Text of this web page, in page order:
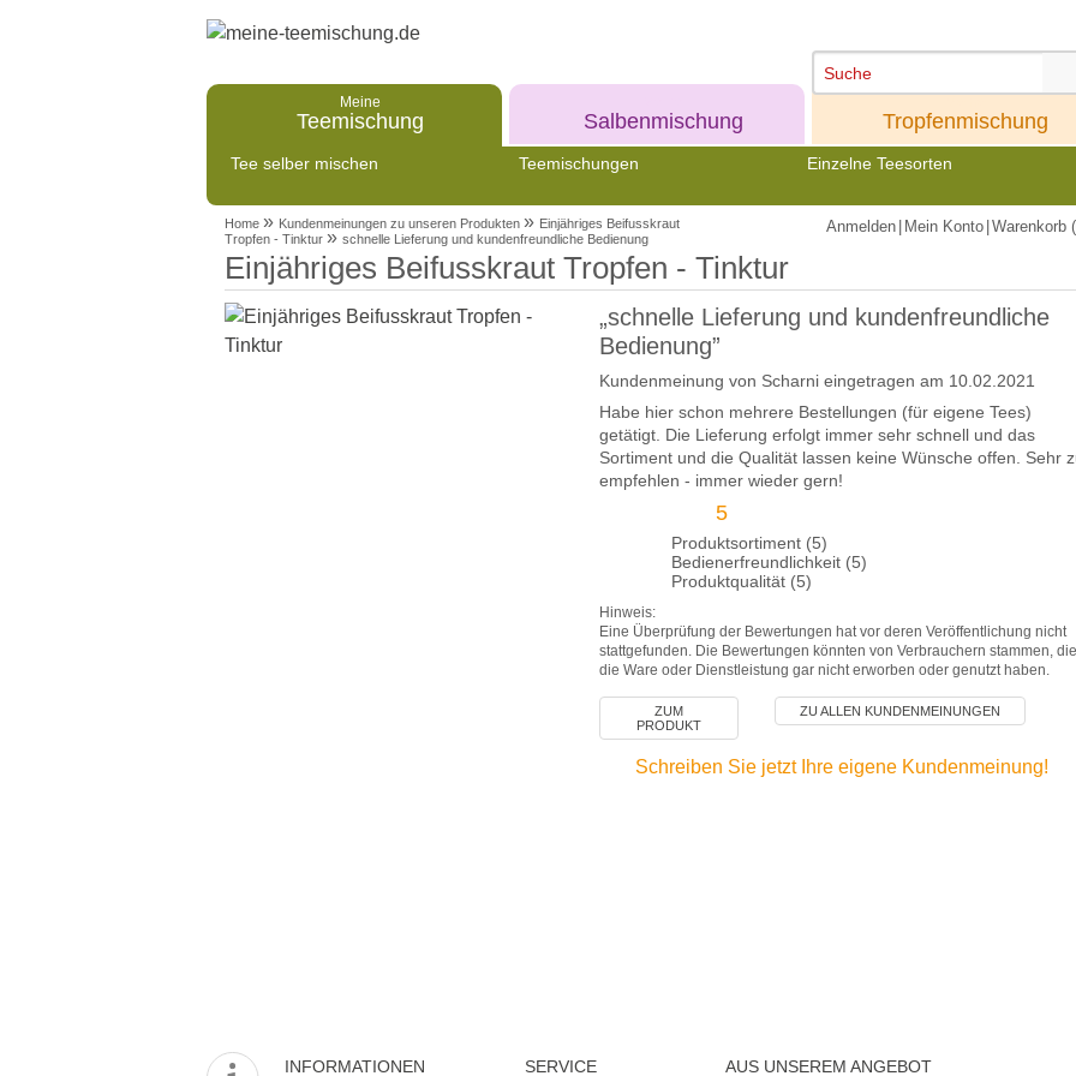
Meine
Teemischung
Tee selber mischen Teemischungen Einzelne Teesorten
Salbenmischung Tropfenmischung
Home » Kundenmeinungen zu unseren Produkten » Einjähriges Beifusskraut
Tropfen - Tinktur » schnelle Lieferung und kundenfreundliche Bedienung
Warenkorb
Mein Konto
Anmelden
Einjähriges Beifusskraut Tropfen - Tinktur
„schnelle Lieferung und kundenfreundliche
Bedienung”
Kundenmeinung von Scharni eingetragen am 10.02.2021
Habe hier schon mehrere Bestellungen (für eigene Tees)
getätigt. Die Lieferung erfolgt immer sehr schnell und das
Sortiment und die Qualität lassen keine Wünsche offen. Sehr
empfehlen - immer wieder gern!
5
Produktsortiment (5)
Bedienerfreundlichkeit (5)
Produktqualität (5)
Hinweis:
Eine Überprüfung der Bewertungen hat vor deren Veröffentlichung nicht
stattgefunden. Die Bewertungen könnten von Verbrauchern stammen, die
die Ware oder Dienstleistung gar nicht erworben oder genutzt haben.
ZUM
PRODUKT
ZU ALLEN KUNDENMEINUNGEN
Schreiben Sie jetzt Ihre eigene Kundenmeinung!
INFORMATIONEN SERVICE AUS UNSEREM ANGEBOT